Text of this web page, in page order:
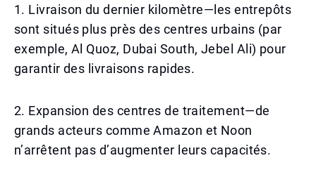
1. Livraison du dernier kilomètre—les entrepôts
sont situés plus près des centres urbains (par
exemple, Al Quoz, Dubai South, Jebel Ali) pour
garantir des livraisons rapides.
2. Expansion des centres de traitement—de
grands acteurs comme Amazon et Noon
n’arrêtent pas d’augmenter leurs capacités.